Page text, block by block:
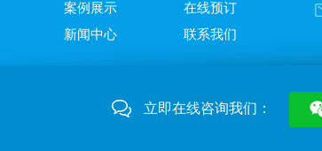
案例展示
新闻中心
在线预订
联系我们
重庆SPC地板厂家批发，四川SPC地板制造商
立即在线咨询我们：